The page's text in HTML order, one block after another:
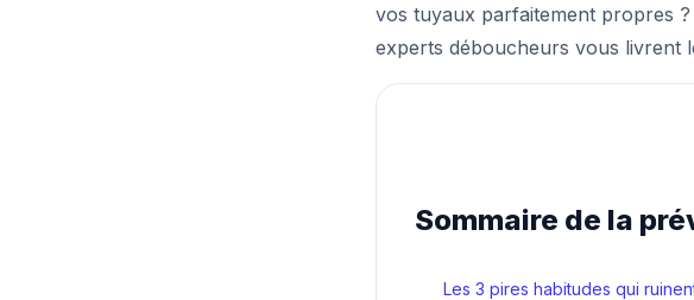
vos tuyaux parfaitement propres
experts déboucheurs vous livrent
Sommaire de la
Les 3 pires habitudes qui